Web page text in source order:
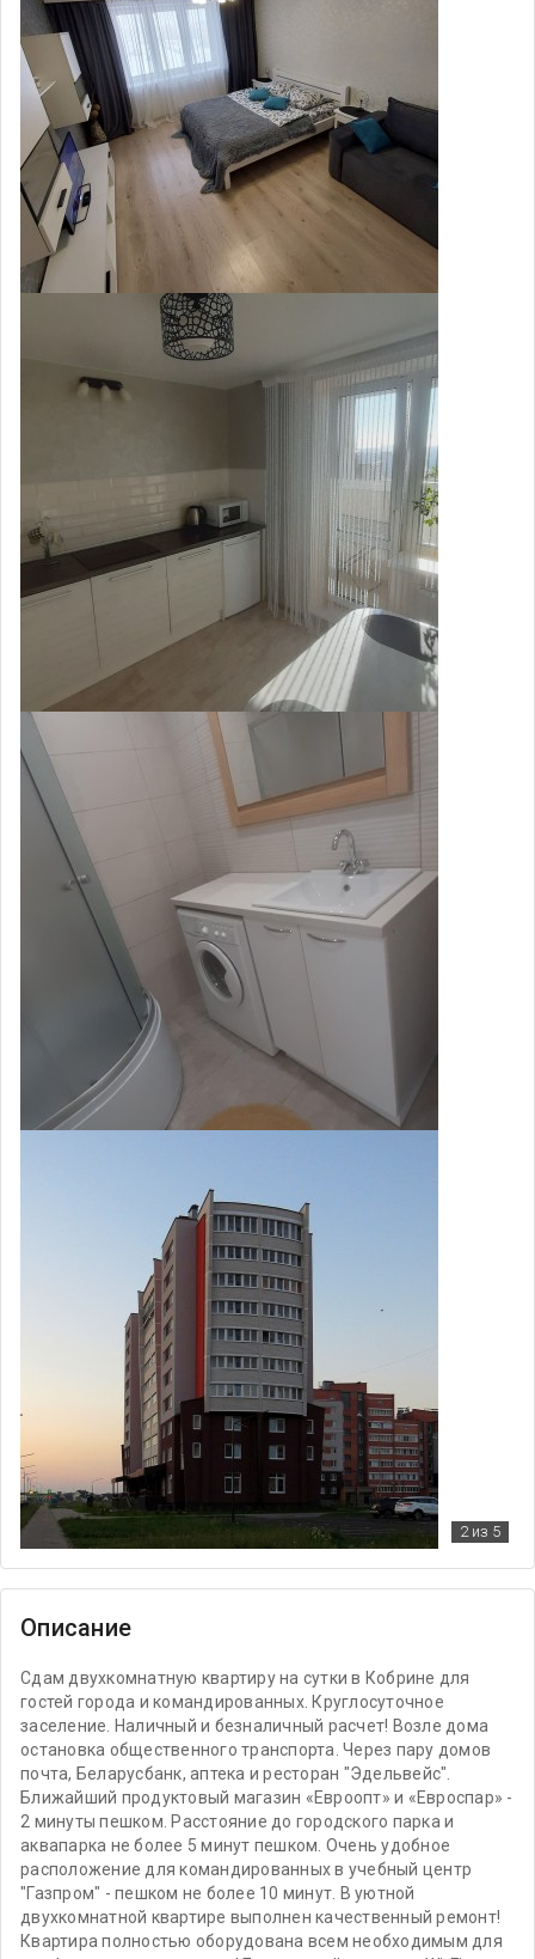
2из 5
Описание
Сдам двухкомнатную квартиру на сутки в Кобрине для
гостей города и командированных. Круглосуточное
заселение. Наличный и безналичный расчет! Возле дома
остановка общественного транспорта. Через пару домов
почта, Беларусбанк, аптека и ресторан "Эдельвейс".
Ближайший продуктовый магазин «Евроопт» и «Евроспар» -
2 минуты пешком. Расстояние до городского парка и
аквапарка не более 5 минут пешком. Очень удобное
расположение для командированных в учебный центр
"Газпром" - пешком не более 10 минут. В уютной
двухкомнатной квартире выполнен качественный ремонт!
Квартира полностью оборудована всем необходимым для